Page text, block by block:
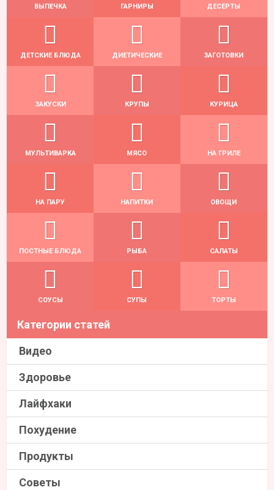
ВЫПЕЧКА ГАРНИРЫ ДЕСЕРТЫ
ДЕТСКИЕ БЛЮДА ДИЕТИЧЕСКИЕ ЗАГОТОВКИ
ЗАКУСКИ КРУПЫ КУРИЦА
МУЛЬТИВАРКА МЯСО НА ГРИЛЕ
НА ПАРУ НАПИТКИ ОВОЩИ
ПОСТНЫЕ БЛЮДА РЫБА САЛАТЫ
СОУСЫ СУПЫ ТОРТЫ
Категории статей
Видео
Здоровье
Лайфхаки
Похудение
Продукты
Советы